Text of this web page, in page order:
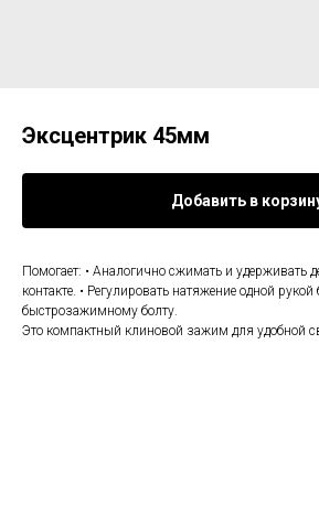
Эксцентрик 45мм
Добавить в
Помогает: • Аналогично сжимать и удерживать
контакте. • Регулировать натяжение одной рукой
быстрозажимному болту.
Это компактный клиновой зажим для удобной